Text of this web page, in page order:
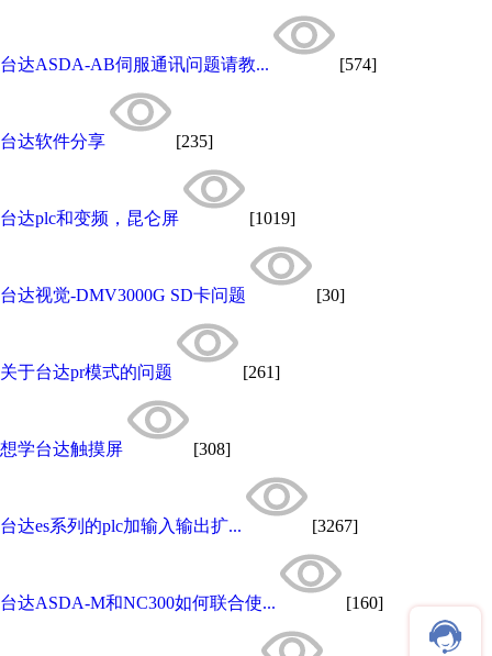
台达ASDA-AB伺服通讯问题请教... [574]
台达软件分享 [235]
台达plc和变频，昆仑屏 [1019]
台达视觉-DMV3000G SD卡问题 [30]
关于台达pr模式的问题 [261]
想学台达触摸屏 [308]
台达es系列的plc加输入输出扩... [3267]
台达ASDA-M和NC300如何联合使... [160]